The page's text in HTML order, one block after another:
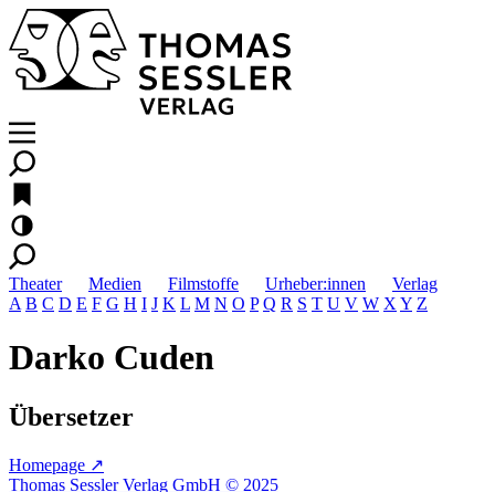
Theater Medien Filmstoffe Urheber:innen
Verlag
A B C D E F G H I J K L M N O P Q R S T U V W X Y Z
Darko Cuden
Übersetzer
Homepage ↗
Thomas Sessler Verlag GmbH © 2025